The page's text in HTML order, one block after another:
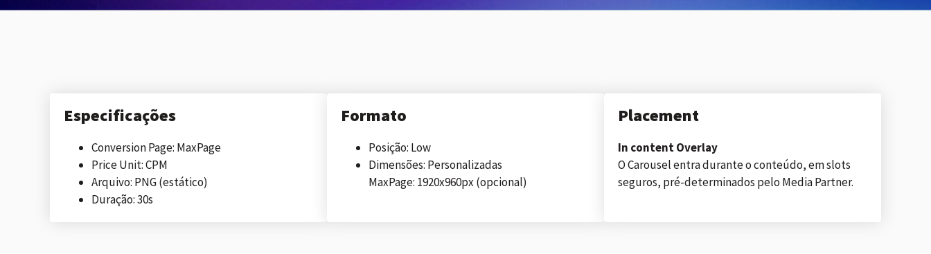
Especificações
Conversion Page: MaxPage
Price Unit: CPM
Arquivo: PNG (estático)
Duração: 30s
Formato
Posição: Low
Dimensões: Personalizadas
MaxPage: 1920x960px (opcional)
Placement
In content Overlay
O Carousel entra durante o conteúdo, em slots
seguros, pré-determinados pelo Media Partner.